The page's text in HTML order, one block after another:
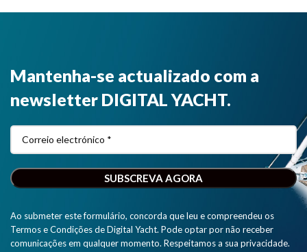
Mantenha-se actualizado com a
newsletter DIGITAL YACHT.
Ao submeter este formulário, concorda que leu e compreendeu os
Termos e Condições de Digital Yacht. Pode optar por não receber
comunicações em qualquer momento. Respeitamos a sua privacidade.